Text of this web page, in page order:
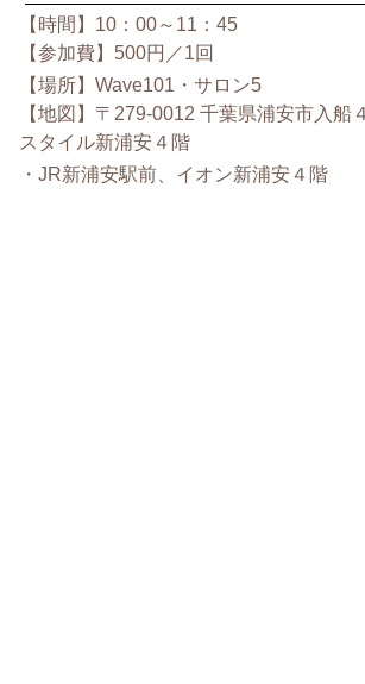
【時間】10：00～11：45
【参加費】500円／1回
【場所】Wave101・サロン5
【地図】〒279-0012 千葉県浦安市入
スタイル新浦安４階
・JR新浦安駅前、イオン新浦安４階